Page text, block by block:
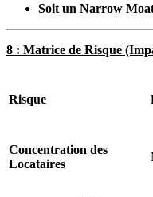
Soit un Narrow
8 : Matrice de Risque
Risque
Concentration des
Locataires